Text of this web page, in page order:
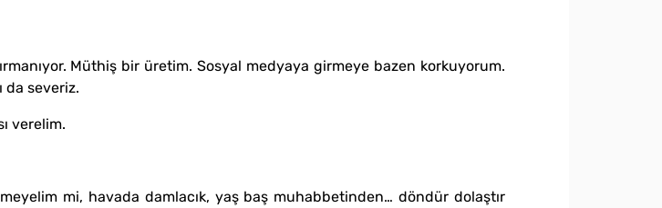
Müthiş bir üretim. Sosyal medyaya girmeye bazen korkuyorum.
da severiz.
verelim.
mi, havada damlacık, yaş baş muhabbetinden… döndür dolaştır